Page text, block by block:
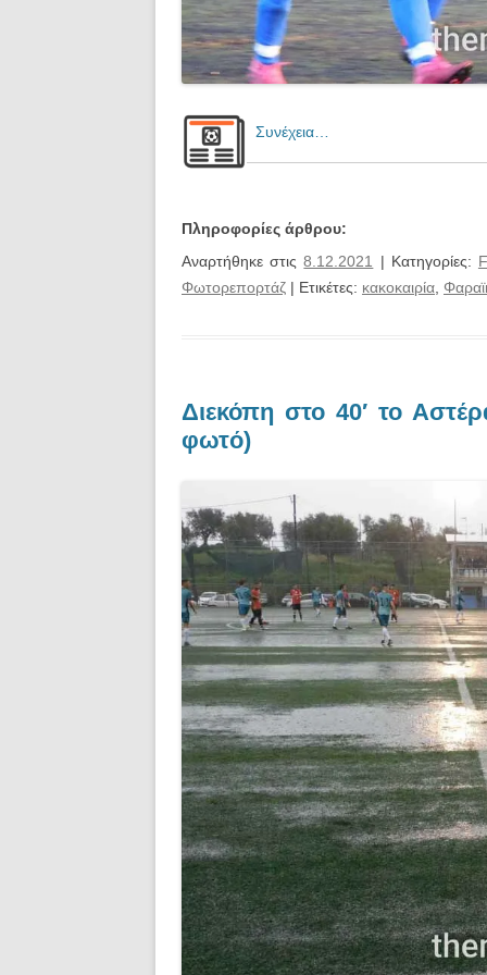
Συνέχεια…
Πληροφορίες άρθρου:
Αναρτήθηκε στις8.12.2021 | Κατηγορίες:
Φωτορεπορτάζ | Ετικέτες: κακοκαιρία
Διεκόπη στο 40′ το
φωτό)